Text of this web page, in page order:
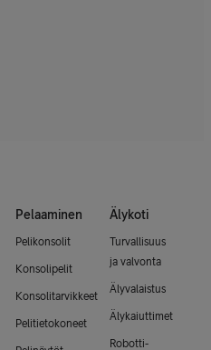
Pelaaminen
Pelikonsolit
Konsolipelit
Konsolitarvikkeet
Pelitietokoneet
Älykoti
Turvallisuus
ja valvonta
Älyvalaistus
Älykaiuttimet
Robotti-